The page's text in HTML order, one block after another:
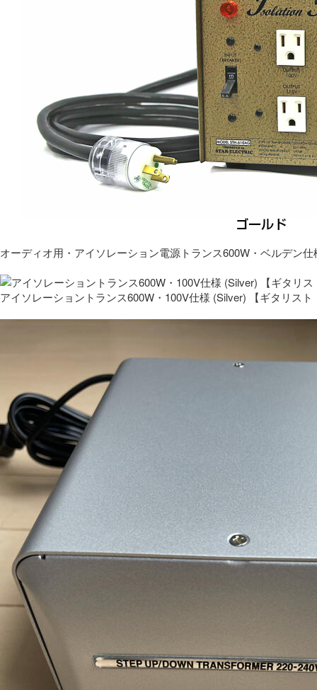
オーディオ用・アイソレーション電源トランス600W・ベルデン仕
アイソレーショントランス600W・100V仕様 (Silver) 【ギタリス